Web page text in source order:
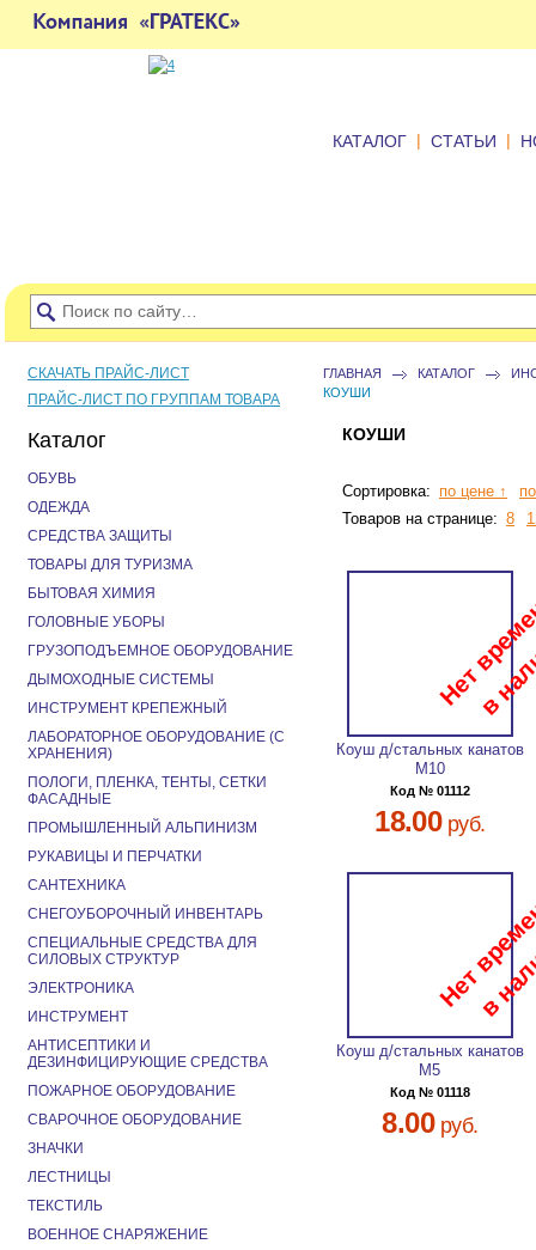
КАТАЛОГ | СТАТЬИ |
ГЛАВНАЯ КАТАЛОГ
КОУШИ
КОУШИ
Сортировка: по цене ↑
Товаров на странице: 8
Коуш д/стальных канатов
М10
Код № 01112
18.00руб.
Коуш д/стальных канатов
М5
Код № 01118
8.00руб.
СКАЧАТЬ ПРАЙС-ЛИСТ
ПРАЙС-ЛИСТ ПО ГРУППАМ ТОВАРА
Каталог
ОБУВЬ
ОДЕЖДА
СРЕДСТВА ЗАЩИТЫ
ТОВАРЫ ДЛЯ ТУРИЗМА
БЫТОВАЯ ХИМИЯ
ГОЛОВНЫЕ УБОРЫ
ГРУЗОПОДЪЕМНОЕ ОБОРУДОВАНИЕ
ДЫМОХОДНЫЕ СИСТЕМЫ
ИНСТРУМЕНТ КРЕПЕЖНЫЙ
ЛАБОРАТОРНОЕ ОБОРУДОВАНИЕ (С
ХРАНЕНИЯ)
ПОЛОГИ, ПЛЕНКА, ТЕНТЫ, СЕТКИ
ФАСАДНЫЕ
ПРОМЫШЛЕННЫЙ АЛЬПИНИЗМ
РУКАВИЦЫ И ПЕРЧАТКИ
САНТЕХНИКА
СНЕГОУБОРОЧНЫЙ ИНВЕНТАРЬ
СПЕЦИАЛЬНЫЕ СРЕДСТВА ДЛЯ
СИЛОВЫХ СТРУКТУР
ЭЛЕКТРОНИКА
ИНСТРУМЕНТ
АНТИСЕПТИКИ И
ДЕЗИНФИЦИРУЮЩИЕ СРЕДСТВА
ПОЖАРНОЕ ОБОРУДОВАНИЕ
СВАРОЧНОЕ ОБОРУДОВАНИЕ
ЗНАЧКИ
ЛЕСТНИЦЫ
ТЕКСТИЛЬ
ВОЕННОЕ СНАРЯЖЕНИЕ